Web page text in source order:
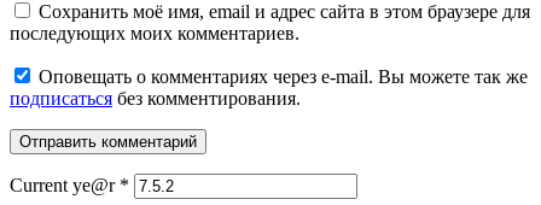
Сохранить моё имя, email и адрес сайта в этом браузере для
последующих моих комментариев.
Оповещать о комментариях через e-mail. Вы можете так же
подписаться без комментирования.
Current ye@r *